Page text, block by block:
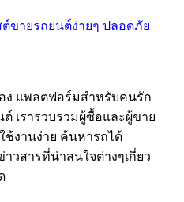
ง แพลตฟอร์มสำหรับคนรัก
เรารวบรวมผู้ซื้อและผู้ขาย
ช้งานง่าย ค้นหารถได้
วสารที่น่าสนใจต่างๆเกี่ยว